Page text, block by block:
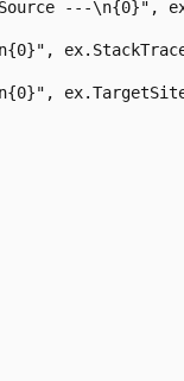
---\n{0}",